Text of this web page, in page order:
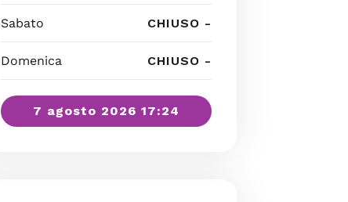
Sabato CHIUSO -
Domenica CHIUSO -
7 agosto 2026 17:24